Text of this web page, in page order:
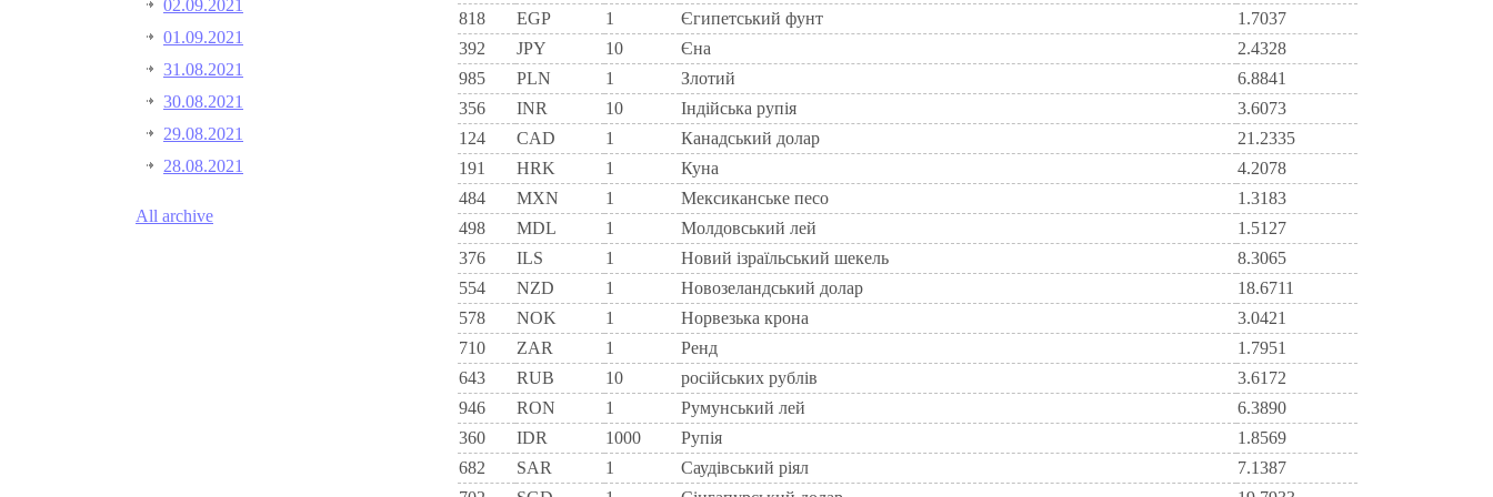
02.09.2021
01.09.2021
31.08.2021
30.08.2021
29.08.2021
28.08.2021
All archive
818 EGP 1 Єгипетський фунт
1.7037
392
JPY 10 Єна
2.4328
985
PLN 1 Злотий
6.8841
356
INR 10 Індійська рупія
3.6073
124
CAD 1 Канадський долар
21.2335
191
HRK 1 Куна
4.2078
484
MXN 1 Мексиканське песо
1.3183
498
MDL 1 Молдовський лей
1.5127
376
ILS 1 Новий ізраїльський шекель
8.3065
554
NZD 1 Новозеландський долар
18.6711
578
NOK 1 Норвезька крона
3.0421
710
ZAR 1 Ренд
1.7951
643
RUB 10 російських рублів
3.6172
946
RON 1 Румунський лей
6.3890
360
IDR 1000 Рупія
1.8569
682
SAR 1 Саудівський ріял
7.1387